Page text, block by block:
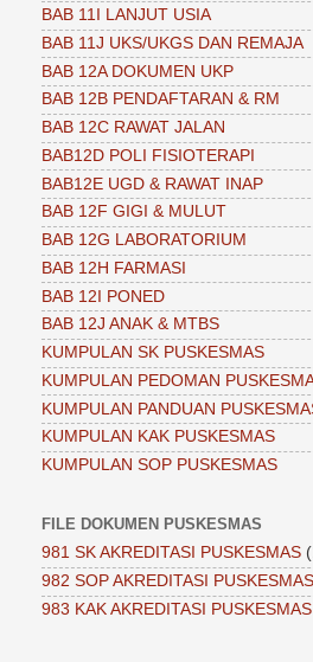
BAB 11I LANJUT USIA
BAB 11J UKS/UKGS DAN REMAJA
BAB 12A DOKUMEN UKP
BAB 12B PENDAFTARAN & RM
BAB 12C RAWAT JALAN
BAB12D POLI FISIOTERAPI
BAB12E UGD & RAWAT INAP
BAB 12F GIGI & MULUT
BAB 12G LABORATORIUM
BAB 12H FARMASI
BAB 12I PONED
BAB 12J ANAK & MTBS
KUMPULAN SK PUSKESMAS
KUMPULAN PEDOMAN
KUMPULAN PANDUAN
KUMPULAN KAK PUSKESMAS
KUMPULAN SOP PUSKESMAS
FILE DOKUMEN PUSKESMAS
981 SK AKREDITASI PUSKESMAS
982 SOP AKREDITASI PUSKESMAS
983 KAK AKREDITASI PUSKESMAS